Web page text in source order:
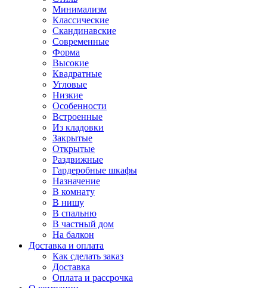
Минимализм
Классические
Скандинавские
Современные
Форма
Высокие
Квадратные
Угловые
Низкие
Особенности
Встроенные
Из кладовки
Закрытые
Открытые
Раздвижные
Гардеробные шкафы
Назначение
В комнату
В нишу
В спальню
В частный дом
На балкон
Доставка и оплата
Как сделать заказ
Доставка
Оплата и рассрочка